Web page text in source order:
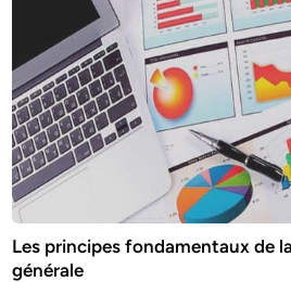
Les principes fondamentaux de
générale